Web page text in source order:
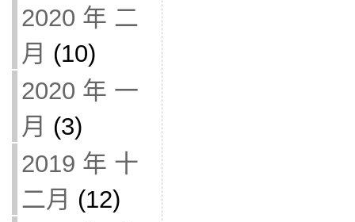
2020 年 二
月 (10)
2020 年 一
月 (3)
2019 年 十
二月 (12)